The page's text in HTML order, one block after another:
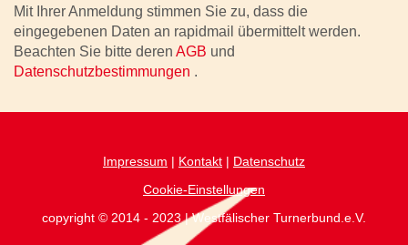
Mit Ihrer Anmeldung stimmen Sie zu, dass die
eingegebenen Daten an rapidmail übermittelt werden.
Beachten Sie bitte deren AGB und
Datenschutzbestimmungen .
Impressum | Kontakt | Datenschutz
Cookie-Einstellungen
copyright © 2014 - 2023 | Westfälischer Turnerbund.e.V.